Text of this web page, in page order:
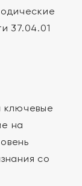
37.04.01
ключевые
на
со